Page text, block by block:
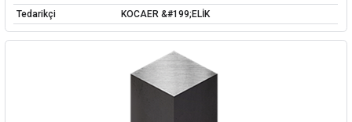
Tedarikçi
KOCAER &#199;ELİK